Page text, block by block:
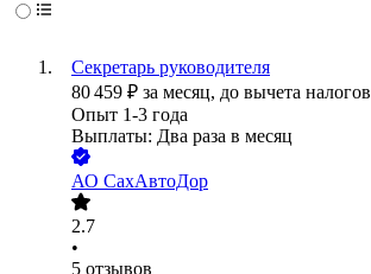
Секретарь руководителя
80 459 ₽ за месяц, до вычета налогов
Опыт 1-3 года
Выплаты: Два раза в месяц
АО СахАвтоДор
2.7
•
5 отзывов